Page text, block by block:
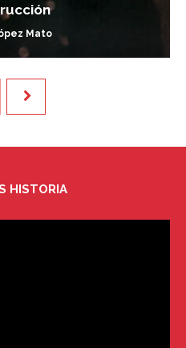
Mato
HISTORIA